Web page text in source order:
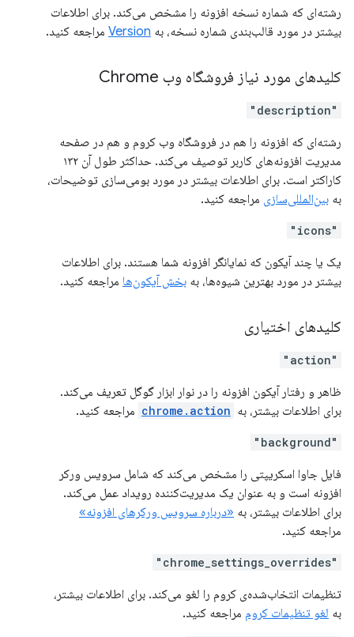
رشته‌ای که شماره نسخه افزونه را مشخص می‌کند. برای اطلاعات
بیشتر در مورد قالب‌بندی شماره نسخه، به Version مراجعه کنید.
کلیدهای مورد نیاز فروشگاه وب Chrome
"description"
رشته‌ای که افزونه را هم در فروشگاه وب کروم و هم در صفحه
مدیریت افزونه‌های کاربر توصیف می‌کند. حداکثر طول آن ۱۳۲
کاراکتر است. برای اطلاعات بیشتر در مورد بومی‌سازی توضیحات،
به بین‌المللی‌سازی مراجعه کنید.
"icons"
یک یا چند آیکون که نمایانگر افزونه شما هستند. برای اطلاعات
بیشتر در مورد بهترین شیوه‌ها، به بخش آیکون‌ها مراجعه کنید.
کلیدهای اختیاری
"action"
ظاهر و رفتار آیکون افزونه را در نوار ابزار گوگل تعریف می‌کند.
برای اطلاعات بیشتر، به chrome.action مراجعه کنید.
"background"
فایل جاوا اسکریپتی را مشخص می‌کند که شامل سرویس ورکر
افزونه است و به عنوان یک مدیریت‌کننده رویداد عمل می‌کند.
برای اطلاعات بیشتر، به «درباره سرویس ورکرهای افزونه»
مراجعه کنید.
"chrome_settings_overrides"
تنظیمات انتخاب‌شده‌ی کروم را لغو می‌کند. برای اطلاعات بیشتر،
به لغو تنظیمات کروم مراجعه کنید.